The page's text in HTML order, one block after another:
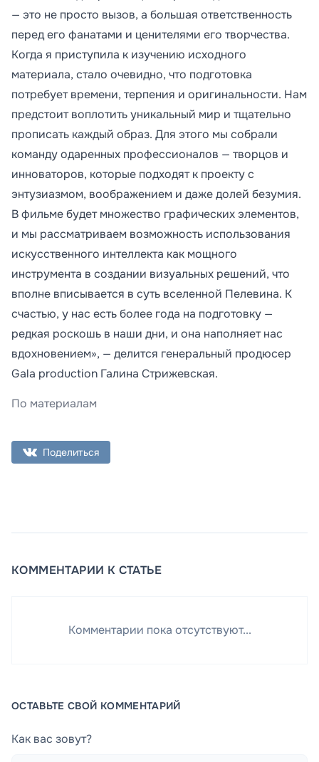
— это не просто вызов, а большая ответственность
перед его фанатами и ценителями его творчества.
Когда я приступила к изучению исходного
материала, стало очевидно, что подготовка
потребует времени, терпения и оригинальности. Нам
предстоит воплотить уникальный мир и тщательно
прописать каждый образ. Для этого мы собрали
команду одаренных профессионалов — творцов и
инноваторов, которые подходят к проекту с
энтузиазмом, воображением и даже долей безумия.
В фильме будет множество графических элементов,
и мы рассматриваем возможность использования
искусственного интеллекта как мощного
инструмента в создании визуальных решений, что
вполне вписывается в суть вселенной Пелевина. К
счастью, у нас есть более года на подготовку —
редкая роскошь в наши дни, и она наполняет нас
вдохновением», — делится генеральный продюсер
Gala production Галина Стрижевская.
По материалам
Поделиться
КОММЕНТАРИИ К СТАТЬЕ
Комментарии пока отсутствуют...
ОСТАВЬТЕ СВОЙ КОММЕНТАРИЙ
Как вас зовут?